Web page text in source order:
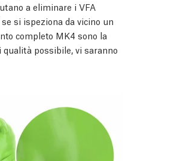
a eliminare i VFA
si ispeziona da vicino un
completo MK4 sono la
possibile, vi saranno